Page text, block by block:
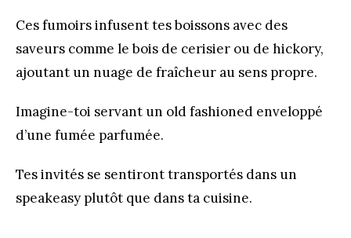
Ces fumoirs infusent tes boissons avec des
saveurs comme le bois de cerisier ou de hickory,
ajoutant un nuage de fraîcheur au sens propre.
Imagine-toi servant un old fashioned enveloppé
d’une fumée parfumée.
Tes invités se sentiront transportés dans un
speakeasy plutôt que dans ta cuisine.